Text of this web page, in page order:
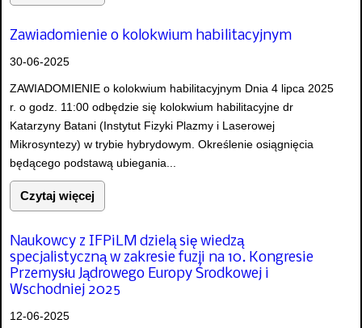
Zawiadomienie o kolokwium habilitacyjnym
30-06-2025
ZAWIADOMIENIE o kolokwium habilitacyjnym Dnia 4 lipca 2025
r. o godz. 11:00 odbędzie się kolokwium habilitacyjne dr
Katarzyny Batani (Instytut Fizyki Plazmy i Laserowej
Mikrosyntezy) w trybie hybrydowym. Określenie osiągnięcia
będącego podstawą ubiegania...
Czytaj więcej
Naukowcy z IFPiLM dzielą się wiedzą
specjalistyczną w zakresie fuzji na 10. Kongresie
Przemysłu Jądrowego Europy Środkowej i
Wschodniej 2025
12-06-2025